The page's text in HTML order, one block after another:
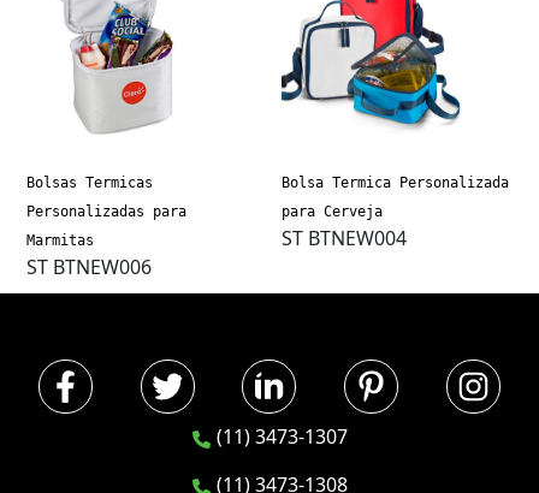
Bolsas Termicas
Personalizadas para
Marmitas
ST BTNEW006
Bolsa Termica Personalizada
para Cerveja
ST BTNEW004
(11) 3473-1307
(11) 3473-1308